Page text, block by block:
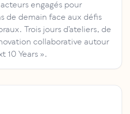
engagés pour
de demain face aux défis
Trois jours d’ateliers, de
collaborative autour
10 Years ».